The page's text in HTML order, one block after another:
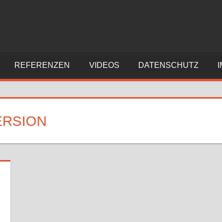
REFERENZEN VIDEOS DATENSCHUTZ